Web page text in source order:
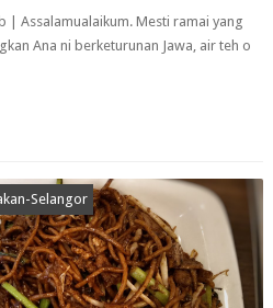
| Assalamualaikum. Mesti ramai yang
Ana ni berketurunan Jawa, air teh o
Selangor